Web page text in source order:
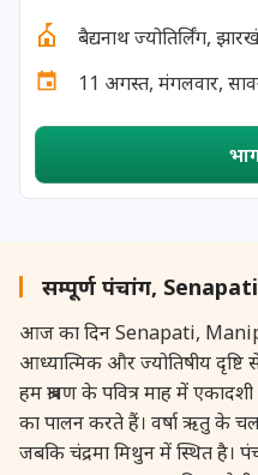
25 August, 2026
26 August, 2026
27 August, 2026
28 August, 2026
बैद्यनाथ ज्योतिर्लिंग,
11 अगस्त, मंगलवार,
सम्पूर्ण पंचांग,
आज का दिन Senapati,
आध्यात्मिक और ज्योतिषीय दृष्टि
हम श्रावण के पवित्र माह में
का पालन करते हैं। वर्षा ऋतु के
जबकि चंद्रमा मिथुन में स्थित है।